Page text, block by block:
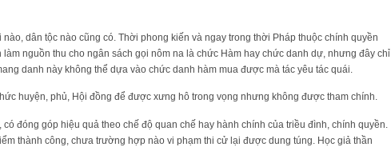
dân tộc nào cũng có. Thời phong kiến và ngay trong thời Pháp thuộc chính quyền
nguồn thu cho ngân sách gọi nôm na là chức Hàm hay chức danh dự, nhưng đây chỉ
danh này không thể dựa vào chức danh hàm mua được mà tác yêu tác quái.
huyện, phủ, Hội đồng để được xưng hô trong vọng nhưng không được tham chính.
đóng góp hiệu quả theo chế độ quan chế hay hành chính của triều đình, chính quyền.
thành công, chưa trường hợp nào vi phạm thi cử lại được dung túng. Học giả thần